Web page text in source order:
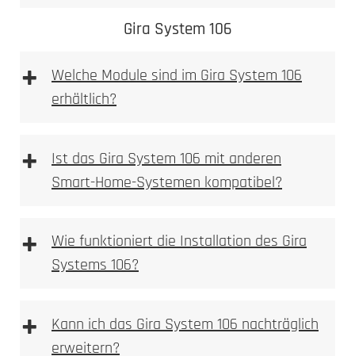
DoorBird D2100EGira System 106
+
Welche Module sind im Gira System 106
erhältlich?
+
Ist das Gira System 106 mit anderen
Smart-Home-Systemen kompatibel?
+
Wie funktioniert die Installation des Gira
Systems 106?
+
Kann ich das Gira System 106 nachträglich
erweitern?